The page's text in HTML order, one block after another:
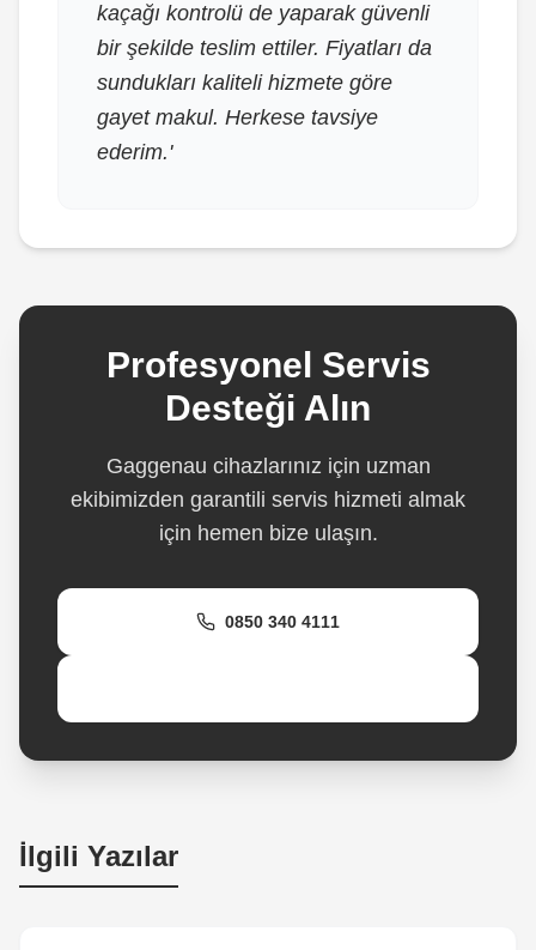
kaçağı kontrolü de yaparak güvenli
bir şekilde teslim ettiler. Fiyatları da
sundukları kaliteli hizmete göre
gayet makul. Herkese tavsiye
ederim.'
Profesyonel Servis
Desteği Alın
Gaggenau cihazlarınız için uzman
ekibimizden garantili servis hizmeti almak
için hemen bize ulaşın.
0850 340 4111
İlgili Yazılar